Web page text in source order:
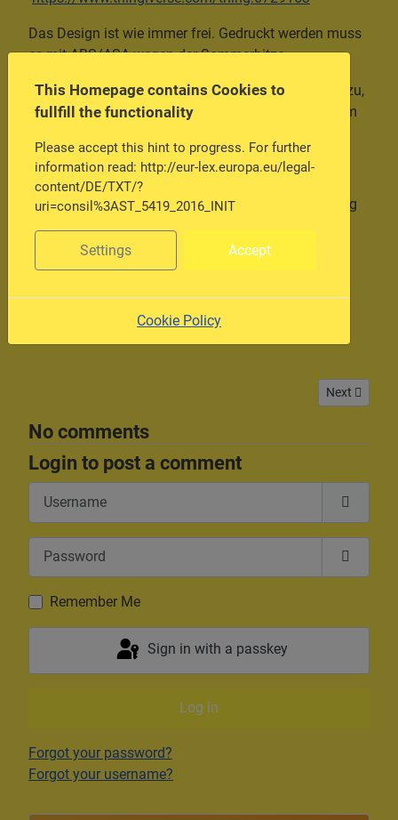
Das Design ist wie immer frei. Gedruckt werden muss
es mit ABS/ASA wegen der Sommerhitze.
Kurze Zeit später kam natürlich der Handyhalter dazu,
denn einfach ins Lüftungsgitter klipsen geht bei dem
Handy-Adapter für Samsung S8
Hier auch wieder der passende Link für ein Samsung
https://www.thingiverse.com/thing:6588801
Next article:
Next
No comments
Login to post a comment
Show
Remember Me
Sign in with a passkey
Log in
Forgot your password?
Forgot your username?
This Homepage contains Cookies to
fullfill the functionality
Please accept this hint to progress. For further
information read: http://eur-lex.europa.eu/legal-
content/DE/TXT/?
uri=consil%3AST_5419_2016_INIT
Settings Accept
Cookie Policy